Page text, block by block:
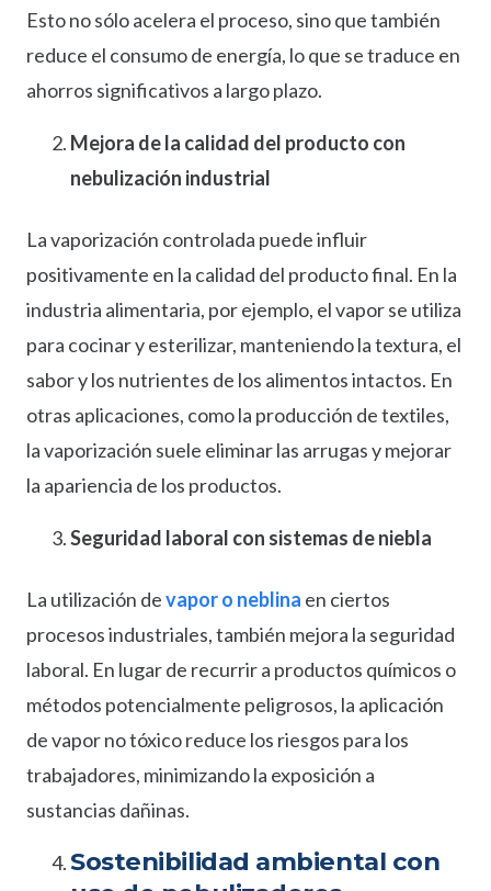
Esto no sólo acelera el proceso, sino que también
reduce el consumo de energía, lo que se traduce en
ahorros significativos a largo plazo.
Mejora de la calidad del producto con
nebulización industrial
La vaporización controlada puede influir
positivamente en la calidad del producto final. En la
industria alimentaria, por ejemplo, el vapor se utiliza
para cocinar y esterilizar, manteniendo la textura, el
sabor y los nutrientes de los alimentos intactos. En
otras aplicaciones, como la producción de textiles,
la vaporización suele eliminar las arrugas y mejorar
la apariencia de los productos.
Seguridad laboral con sistemas de niebla
La utilización devapor o neblina en ciertos
procesos industriales, también mejora la seguridad
laboral. En lugar de recurrir a productos químicos o
métodos potencialmente peligrosos, la aplicación
de vapor no tóxico reduce los riesgos para los
trabajadores, minimizando la exposición a
sustancias dañinas.
Sostenibilidad ambiental con